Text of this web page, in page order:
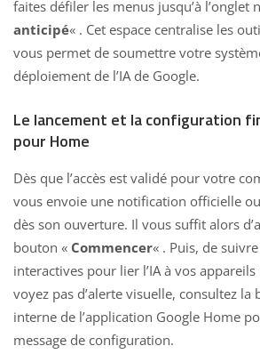
faites défiler les menus jusqu’à l’onglet
anticipé« . Cet espace centralise les
vous permet de soumettre votre
déploiement de l’IA de Google.
Le lancement et la configuration
pour Home
Dès que l’accès est validé pour votre
vous envoie une notification officielle
dès son ouverture. Il vous suffit alors
bouton « Commencer« . Puis, de
interactives pour lier l’IA à vos appareils
voyez pas d’alerte visuelle, consultez la
interne de l’application Google Home
message de configuration.